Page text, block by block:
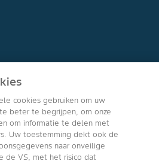
cookies gebruiken om uw
beter te begrijpen, om onze
om informatie te delen met
Uw toestemming dekt ook de
naar onveilige
de VS, met het risico dat